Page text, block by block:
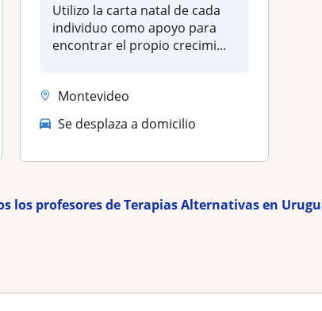
Utilizo la carta natal de cada
individuo como apoyo para
encontrar el propio crecimi...
Montevideo
Se desplaza a domicilio
los profesores de Terapias Alternativas en